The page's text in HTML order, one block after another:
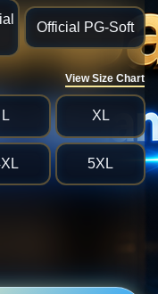
Official PG-Soft
View Size Chart
L XL
5XL